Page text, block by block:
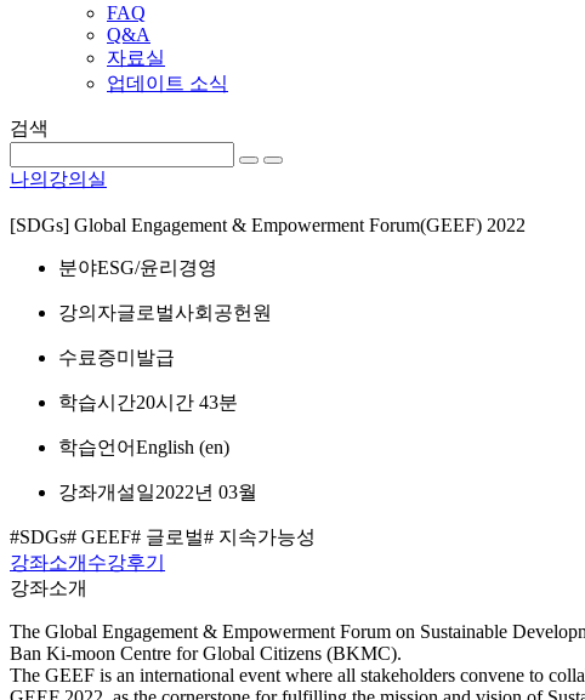
FAQ
Q&A
자료실
업데이트 소식
검색
나의강의실
[SDGs] Global Engagement & Empowerment Forum(GEEF) 2022
분야ESG/윤리경영
강의자글로벌사회공헌원
수료증미발급
학습시간20시간 43분
학습언어English ‎(en)‎
강좌개설일2022년 03월
#SDGs# GEEF# 글로벌# 지속가능성
강좌소개 수강후기
강좌소개
The Global Engagement & Empowerment Forum on Sustainable
Ban Ki-moon Centre for Global Citizens (BKMC).
The GEEF is an international event where all stakeholders convene to